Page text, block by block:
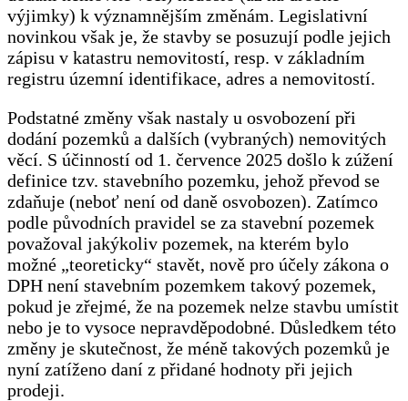
výjimky) k významnějším změnám. Legislativní
novinkou však je, že stavby se posuzují podle jejich
zápisu v katastru nemovitostí, resp. v základním
registru územní identifikace, adres a nemovitostí.
Podstatné změny však nastaly u osvobození při
dodání pozemků a dalších (vybraných) nemovitých
věcí. S účinností od 1. července 2025 došlo k zúžení
definice tzv. stavebního pozemku, jehož převod se
zdaňuje (neboť není od daně osvobozen). Zatímco
podle původních pravidel se za stavební pozemek
považoval jakýkoliv pozemek, na kterém bylo
možné „teoreticky“ stavět, nově pro účely zákona o
DPH není stavebním pozemkem takový pozemek,
pokud je zřejmé, že na pozemek nelze stavbu umístit
nebo je to vysoce nepravděpodobné. Důsledkem této
změny je skutečnost, že méně takových pozemků je
nyní zatíženo daní z přidané hodnoty při jejich
prodeji.